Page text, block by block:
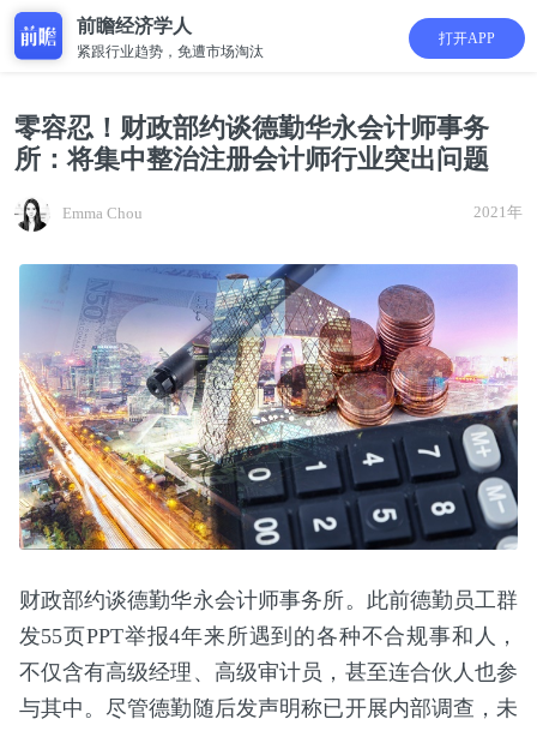
前瞻经济学人
紧跟行业趋势，免遭市场淘汰
打开APP
零容忍！财政部约谈德勤华永会计师事务
所：将集中整治注册会计师行业突出问题
Emma Chou 2021年
财政部约谈德勤华永会计师事务所。此前德勤员工群
发55页PPT举报4年来所遇到的各种不合规事和人，
不仅含有高级经理、高级审计员，甚至连合伙人也参
与其中。尽管德勤随后发声明称已开展内部调查，未